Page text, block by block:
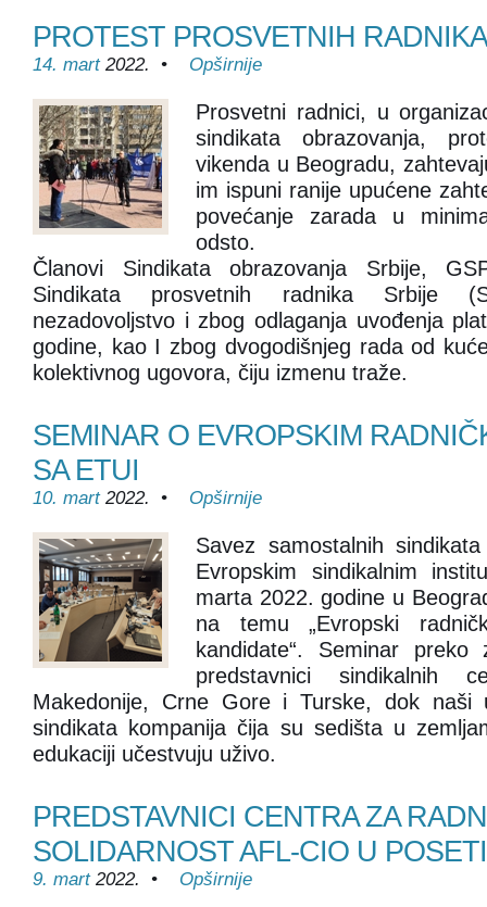
PROTEST PROSVETNIH
14. mart2022. • Opširnije
Prosvetni radnici, u
sindikata obrazovanja,
vikenda u Beogradu,
im ispuni ranije upućene
povećanje zarada u
odsto.
Članovi Sindikata obrazovanja Srbije,
Sindikata prosvetnih radnika Srbije
nezadovoljstvo i zbog odlaganja uvođenja
godine, kao I zbog dvogodišnjeg rada od
kolektivnog ugovora, čiju izmenu traže.
SEMINAR O EVROPSKIM
SA ETUI
10. mart2022. • Opširnije
Savez samostalnih
Evropskim sindikalnim
marta 2022. godine u
na temu „Evropski
kandidate“. Seminar
predstavnici sindikalnih
Makedonije, Crne Gore i Turske, dok naši
sindikata kompanija čija su sedišta u
edukaciji učestvuju uživo.
PREDSTAVNICI CENTRA ZA
SOLIDARNOST AFL-CIO U
9. mart2022. • Opširnije